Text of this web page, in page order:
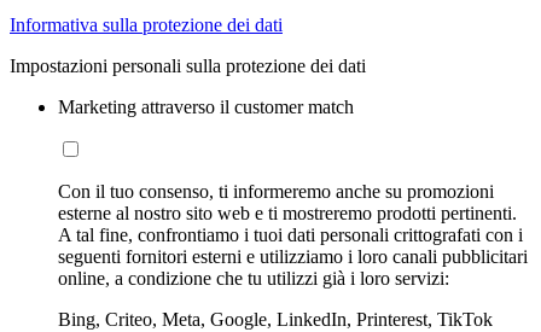
Informativa sulla protezione dei dati
Impostazioni personali sulla protezione dei dati
Marketing attraverso il customer match
Con il tuo consenso, ti informeremo anche su promozioni
esterne al nostro sito web e ti mostreremo prodotti pertinenti.
A tal fine, confrontiamo i tuoi dati personali crittografati con i
seguenti fornitori esterni e utilizziamo i loro canali pubblicitari
online, a condizione che tu utilizzi già i loro servizi:
Bing, Criteo, Meta, Google, LinkedIn, Printerest, TikTok